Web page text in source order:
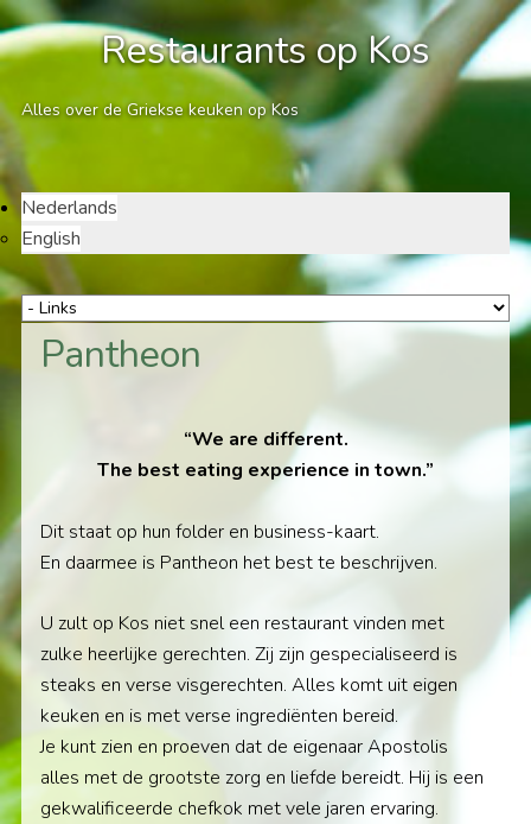
Restaurants op Kos
Alles over de Griekse keuken op Kos
Nederlands
English
Pantheon
“We are different.
The best eating experience in town.”
Dit staat op hun folder en business-kaart.
En daarmee is Pantheon het best te beschrijven.
U zult op Kos niet snel een restaurant vinden met
zulke heerlijke gerechten. Zij zijn gespecialiseerd is
steaks en verse visgerechten. Alles komt uit eigen
keuken en is met verse ingrediënten bereid.
Je kunt zien en proeven dat de eigenaar Apostolis
alles met de grootste zorg en liefde bereidt. Hij is een
gekwalificeerde chefkok met vele jaren ervaring.